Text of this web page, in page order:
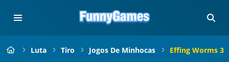
Luta Tiro Jogos De Minhocas Effing Worms 3